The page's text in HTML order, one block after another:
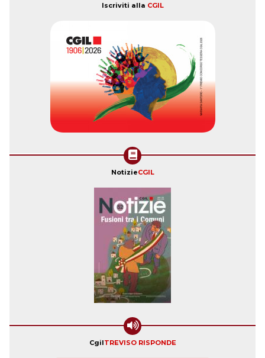
Iscriviti alla CGIL
NotizieCGIL
CgilTREVISO RISPONDE